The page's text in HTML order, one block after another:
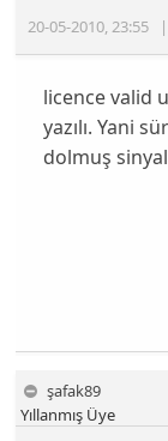
20-05-2010,23:55
licence valid
yazılı. Yani
dolmuş
şafak89
Yıllanmış Üye